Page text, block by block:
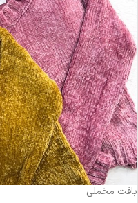
بافت مخملی